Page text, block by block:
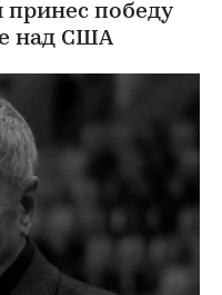
победу
над США